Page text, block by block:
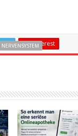
Pinterest
NERVENSYSTEM